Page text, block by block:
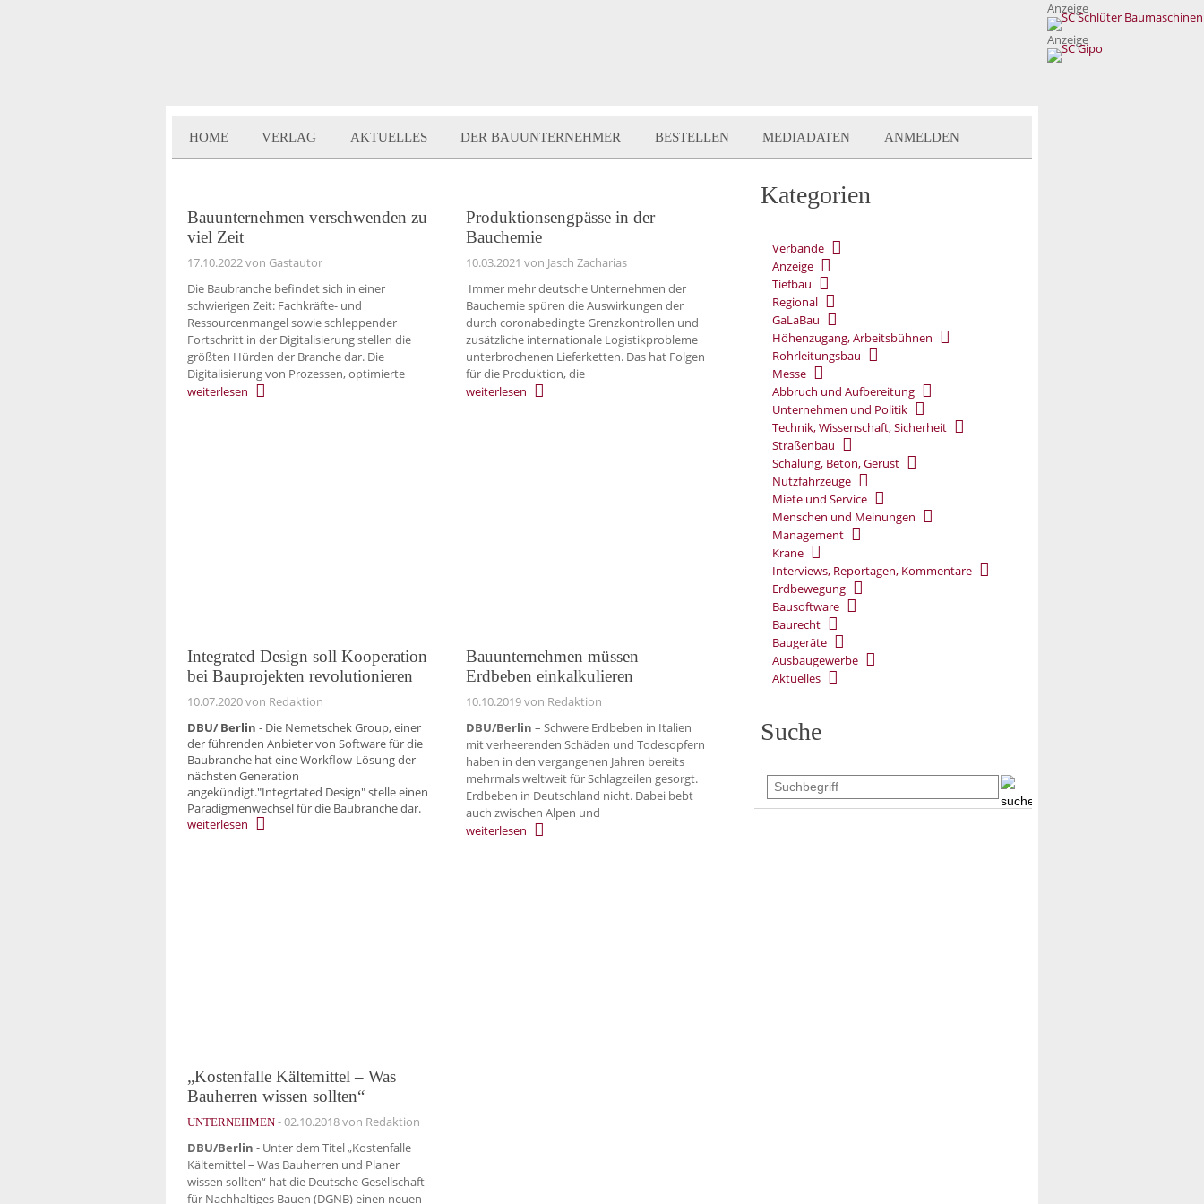
Anzeige
Anzeige
HOME VERLAG AKTUELLES DER BAUUNTERNEHMER BESTELLEN MEDIADATEN ANMELDEN
Bauunternehmen verschwenden zu
viel Zeit
17.10.2022von Gastautor
Die Baubranche befindet sich in einer
schwierigen Zeit: Fachkräfte- und
Ressourcenmangel sowie schleppender
Fortschritt in der Digitalisierung stellen die
größten Hürden der Branche dar. Die
Digitalisierung von Prozessen, optimierte
weiterlesen
Produktionsengpässe in der
Bauchemie
10.03.2021 von Jasch Zacharias
Immer mehr deutsche Unternehmen der
Bauchemie spüren die Auswirkungen der
durch coronabedingte Grenzkontrollen und
zusätzliche internationale Logistikprobleme
unterbrochenen Lieferketten. Das hat Folgen
für die Produktion, die
weiterlesen
Integrated Design soll Kooperation
bei Bauprojekten revolutionieren
10.07.2020von Redaktion
DBU/ Berlin - Die Nemetschek Group, einer
der führenden Anbieter von Software für die
Baubranche hat eine Workflow-Lösung der
nächsten Generation
angekündigt."Integrtated Design" stelle einen
Paradigmenwechsel für die Baubranche dar.
weiterlesen
Bauunternehmen müssen
Erdbeben einkalkulieren
10.10.2019von Redaktion
DBU/Berlin – Schwere Erdbeben in Italien
mit verheerenden Schäden und Todesopfern
haben in den vergangenen Jahren bereits
mehrmals weltweit für Schlagzeilen gesorgt.
Erdbeben in Deutschland nicht. Dabei bebt
auch zwischen Alpen und
weiterlesen
„Kostenfalle Kältemittel – Was
Bauherren wissen sollten“
UNTERNEHMEN -02.10.2018von Redaktion
DBU/Berlin - Unter dem Titel „Kostenfalle
Kältemittel – Was Bauherren und Planer
wissen sollten“ hat die Deutsche Gesellschaft
für Nachhaltiges Bauen (DGNB) einen neuen
Kategorien
Verbände
Anzeige
Tiefbau
Regional
GaLaBau
Höhenzugang, Arbeitsbühnen
Rohrleitungsbau
Messe
Abbruch und Aufbereitung
Unternehmen und Politik
Technik, Wissenschaft, Sicherheit
Straßenbau
Schalung, Beton, Gerüst
Nutzfahrzeuge
Miete und Service
Menschen und Meinungen
Management
Krane
Interviews, Reportagen, Kommentare
Erdbewegung
Bausoftware
Baurecht
Baugeräte
Ausbaugewerbe
Aktuelles
Suche